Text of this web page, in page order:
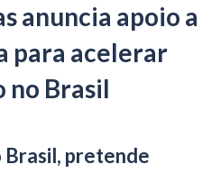
anuncia apoio a
para acelerar
no Brasil
pretende